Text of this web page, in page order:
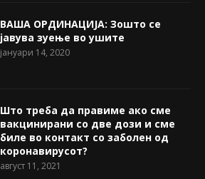
ВАША ОРДИНАЦИЈА: Зошто се
јавува зуење во ушите
јануари 14, 2020
Што треба да правиме ако сме
вакцинирани со две дози и сме
биле во контакт со заболен од
коронавирусот?
август 11, 2021